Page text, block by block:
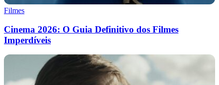
Filmes
Cinema 2026: O Guia Definitivo dos Filmes
Imperdíveis